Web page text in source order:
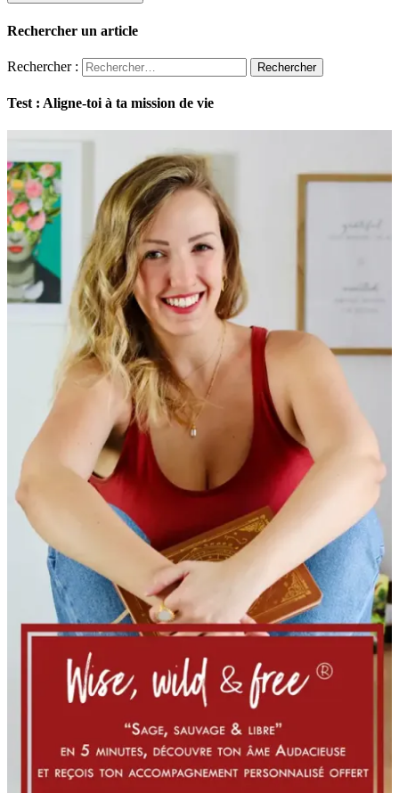
Rechercher un article
Rechercher :
Test : Aligne-toi à ta mission de vie